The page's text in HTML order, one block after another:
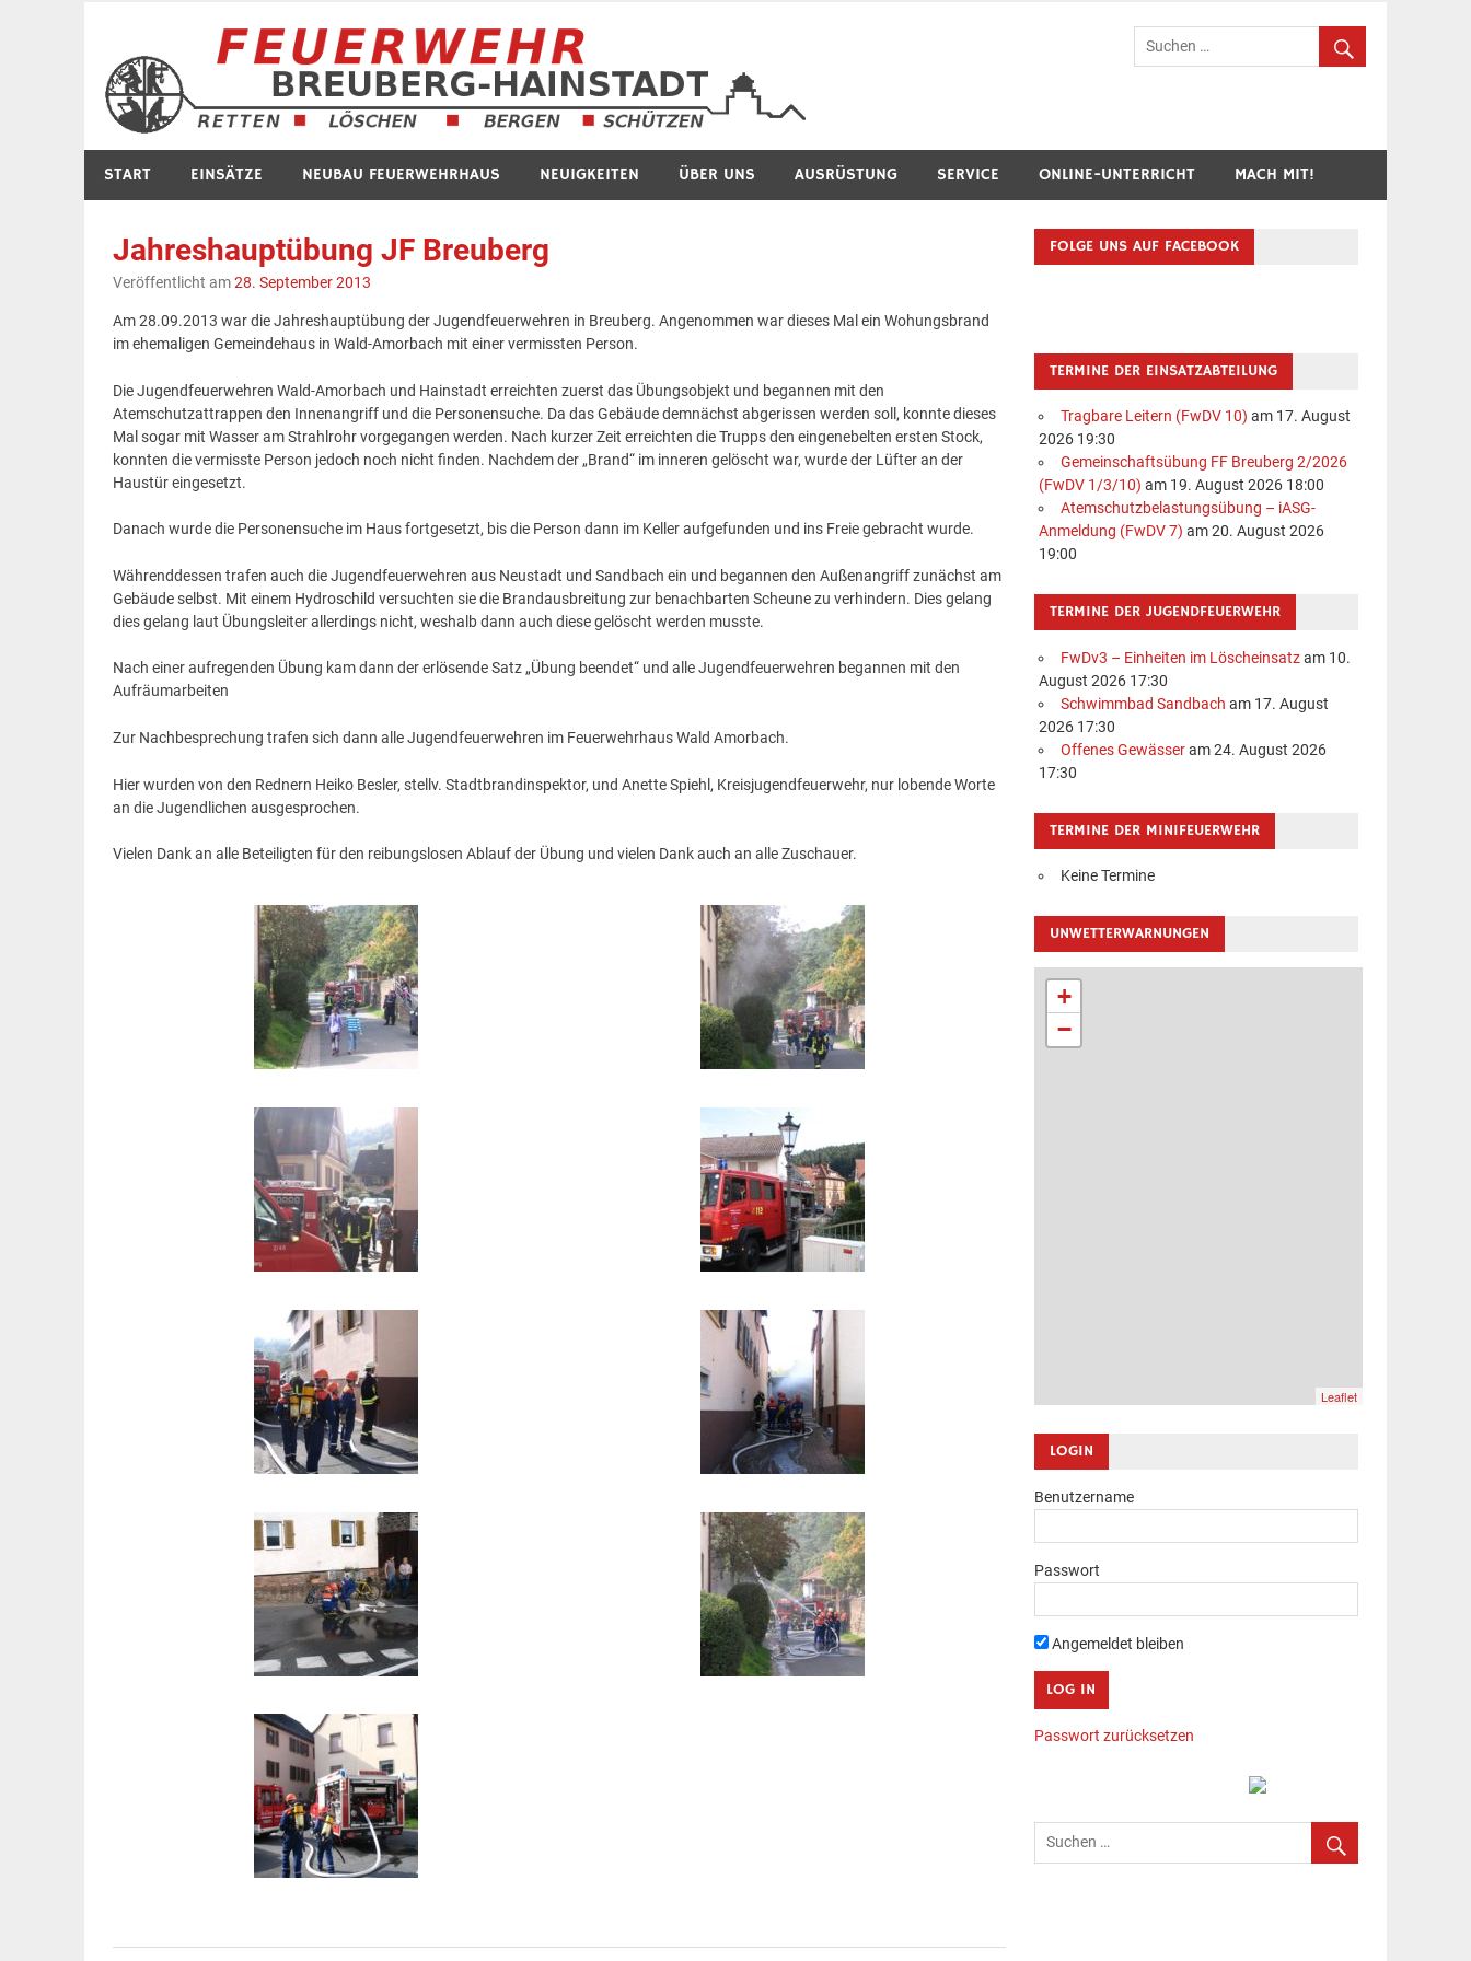
springen
Feuerwehr Breuberg-Hainstadt
START EINSÄTZE NEUBAU FEUERWEHRHAUS NEUIGKEITEN ÜBER UNS AUSRÜSTUNG SERVICE ONLINE-UNTERRICHT MACH MIT!
Jahreshauptübung JF Breuberg
Veröffentlicht am28. September 2013
Am 28.09.2013 war die Jahreshauptübung der Jugendfeuerwehren in Breuberg. Angenommen war dieses Mal ein Wohungsbrand
im ehemaligen Gemeindehaus in Wald-Amorbach mit einer vermissten Person.
Die Jugendfeuerwehren Wald-Amorbach und Hainstadt erreichten zuerst das Übungsobjekt und begannen mit den
Atemschutzattrappen den Innenangriff und die Personensuche. Da das Gebäude demnächst abgerissen werden soll, konnte dieses
Mal sogar mit Wasser am Strahlrohr vorgegangen werden. Nach kurzer Zeit erreichten die Trupps den eingenebelten ersten Stock,
konnten die vermisste Person jedoch noch nicht finden. Nachdem der „Brand“ im inneren gelöscht war, wurde der Lüfter an der
Haustür eingesetzt.
Danach wurde die Personensuche im Haus fortgesetzt, bis die Person dann im Keller aufgefunden und ins Freie gebracht wurde.
Währenddessen trafen auch die Jugendfeuerwehren aus Neustadt und Sandbach ein und begannen den Außenangriff zunächst am
Gebäude selbst. Mit einem Hydroschild versuchten sie die Brandausbreitung zur benachbarten Scheune zu verhindern. Dies gelang
dies gelang laut Übungsleiter allerdings nicht, weshalb dann auch diese gelöscht werden musste.
Nach einer aufregenden Übung kam dann der erlösende Satz „Übung beendet“ und alle Jugendfeuerwehren begannen mit den
Aufräumarbeiten
Zur Nachbesprechung trafen sich dann alle Jugendfeuerwehren im Feuerwehrhaus Wald Amorbach.
Hier wurden von den Rednern Heiko Besler, stellv. Stadtbrandinspektor, und Anette Spiehl, Kreisjugendfeuerwehr, nur lobende Worte
an die Jugendlichen ausgesprochen.
Vielen Dank an alle Beteiligten für den reibungslosen Ablauf der Übung und vielen Dank auch an alle Zuschauer.
FOLGE UNS AUF FACEBOOK
TERMINE DER EINSATZABTEILUNG
Tragbare Leitern (FwDV 10) am 17. August
2026 19:30
Gemeinschaftsübung FF Breuberg 2/2026
(FwDV 1/3/10) am 19. August 2026 18:00
Atemschutzbelastungsübung – iASG-
Anmeldung (FwDV 7) am 20. August 2026
19:00
TERMINE DER JUGENDFEUERWEHR
FwDv3 – Einheiten im Löscheinsatzam 10.
August 2026 17:30
Schwimmbad Sandbach am 17. August
2026 17:30
Offenes Gewässeram 24. August 2026
17:30
TERMINE DER MINIFEUERWEHR
Keine Termine
UNWETTERWARNUNGEN
+
−
Leaflet
LOGIN
Benutzername
Passwort
Angemeldet bleiben
Passwort zurücksetzen